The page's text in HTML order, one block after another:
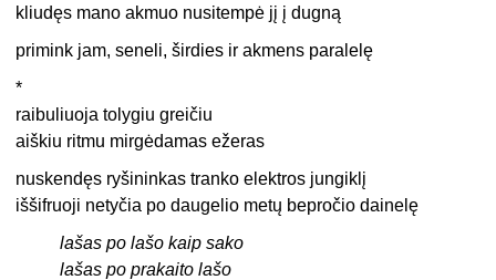
kliudęs mano akmuo nusitempė jį į dugną
primink jam, seneli, širdies ir akmens paralelę
*
raibuliuoja tolygiu greičiu
aiškiu ritmu mirgėdamas ežeras
nuskendęs ryšininkas tranko elektros jungiklį
iššifruoji netyčia po daugelio metų bepročio dainelę
lašas po lašo kaip sako
lašas po prakaito lašo